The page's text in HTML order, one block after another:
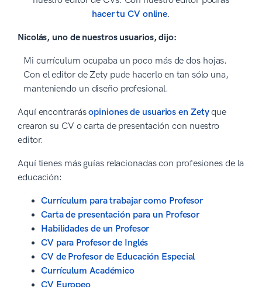
hacer tu CV online.
Nicolás, uno de nuestros usuarios, dijo:
Mi currículum ocupaba un poco más de dos hojas.
Con el editor de Zety pude hacerlo en tan sólo una,
manteniendo un diseño profesional.
Aquí encontrarásopiniones de usuarios en Zetyque
crearon su CV o carta de presentación con nuestro
editor.
Aquí tienes más guías relacionadas con profesiones de la
educación:
Currículum para trabajar como Profesor
Carta de presentación para un Profesor
Habilidades de un Profesor
CV para Profesor de Inglés
CV de Profesor de Educación Especial
Currículum Académico
CV Europeo